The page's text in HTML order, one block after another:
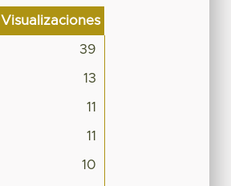
Visualizaciones
39
13
11
11
10